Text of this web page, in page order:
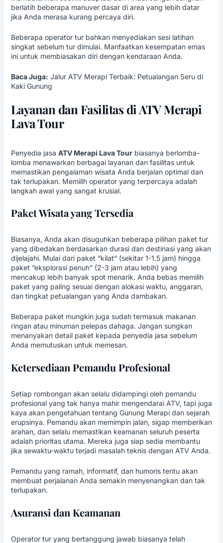
berlatih beberapa manuver dasar di area yang lebih datar
jika Anda merasa kurang percaya diri.
Beberapa operator tur bahkan menyediakan sesi latihan
singkat sebelum tur dimulai. Manfaatkan kesempatan emas
ini untuk membiasakan diri dengan kendaraan Anda.
Baca Juga: Jalur ATV Merapi Terbaik: Petualangan Seru di
Kaki Gunung
Layanan dan Fasilitas di ATV Merapi
Lava Tour
Penyedia jasa ATV Merapi Lava Tourbiasanya berlomba-
lomba menawarkan berbagai layanan dan fasilitas untuk
memastikan pengalaman wisata Anda berjalan optimal dan
tak terlupakan. Memilih operator yang terpercaya adalah
langkah awal yang sangat krusial.
Paket Wisata yang Tersedia
Biasanya, Anda akan disuguhkan beberapa pilihan paket tur
yang dibedakan berdasarkan durasi dan destinasi yang akan
dijelajahi. Mulai dari paket “kilat” (sekitar 1-1.5 jam) hingga
paket “eksplorasi penuh” (2-3 jam atau lebih) yang
mencakup lebih banyak spot menarik. Anda bebas memilih
paket yang paling sesuai dengan alokasi waktu, anggaran,
dan tingkat petualangan yang Anda dambakan.
Beberapa paket mungkin juga sudah termasuk makanan
ringan atau minuman pelepas dahaga. Jangan sungkan
menanyakan detail paket kepada penyedia jasa sebelum
Anda memutuskan untuk memesan.
Ketersediaan Pemandu Profesional
Setiap rombongan akan selalu didampingi oleh pemandu
profesional yang tak hanya mahir mengendarai ATV, tapi juga
kaya akan pengetahuan tentang Gunung Merapi dan sejarah
erupsinya. Pemandu akan memimpin jalan, sigap memberikan
arahan, dan selalu memastikan keamanan seluruh peserta
adalah prioritas utama. Mereka juga siap sedia membantu
jika sewaktu-waktu terjadi masalah teknis dengan ATV Anda.
Pemandu yang ramah, informatif, dan humoris tentu akan
membuat perjalanan Anda semakin menyenangkan dan tak
terlupakan.
Asuransi dan Keamanan
Operator tur yang bertanggung jawab biasanya telah